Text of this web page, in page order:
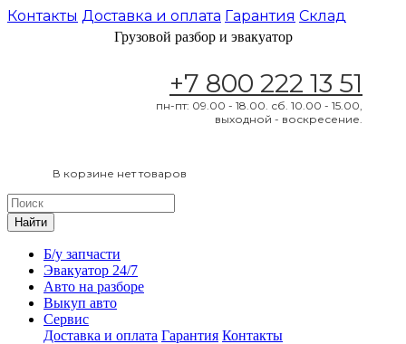
Контакты Доставка и оплата Гарантия Склад
Грузовой разбор и эвакуатор
+7 800 222 13 51
пн-пт: 09.00 - 18.00. сб. 10.00 - 15.00,
выходной - воскресение.
В корзине нет товаров
Найти
Б/у запчасти
Эвакуатор 24/7
Авто на разборе
Выкуп авто
Сервис
Доставка и оплата Гарантия Контакты